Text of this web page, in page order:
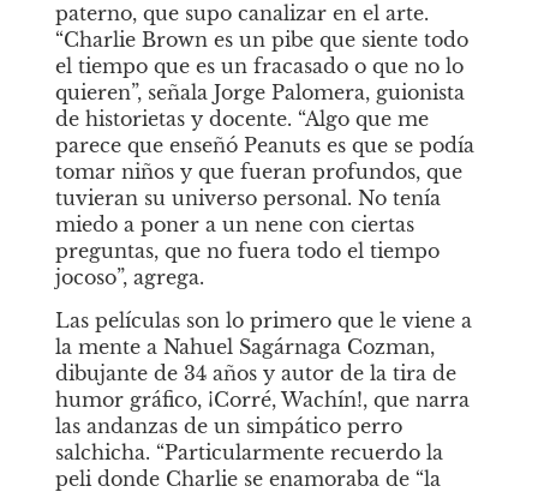
paterno, que supo canalizar en el arte.
“Charlie Brown es un pibe que siente todo
el tiempo que es un fracasado o que no lo
quieren”, señala Jorge Palomera, guionista
de historietas y docente. “Algo que me
parece que enseñó Peanuts es que se podía
tomar niños y que fueran profundos, que
tuvieran su universo personal. No tenía
miedo a poner a un nene con ciertas
preguntas, que no fuera todo el tiempo
jocoso”, agrega.
Las películas son lo primero que le viene a
la mente a Nahuel Sagárnaga Cozman,
dibujante de 34 años y autor de la tira de
humor gráfico, ¡Corré, Wachín!, que narra
las andanzas de un simpático perro
salchicha. “Particularmente recuerdo la
peli donde Charlie se enamoraba de “la